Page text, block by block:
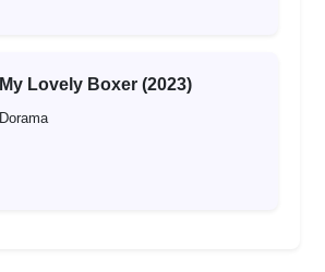
My Lovely Boxer (2023)
Dorama